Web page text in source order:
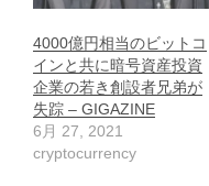
4000億円相当のビットコ
インと共に暗号資産投資
企業の若き創設者兄弟が
失踪 – GIGAZINE
6月 27, 2021
cryptocurrency